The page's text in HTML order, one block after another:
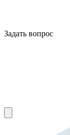
Задать вопрос